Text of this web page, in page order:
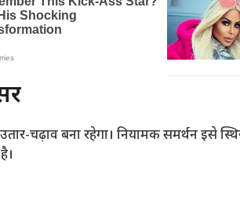
चढ़ाव बना रहेगा। नियामक समर्थन इसे